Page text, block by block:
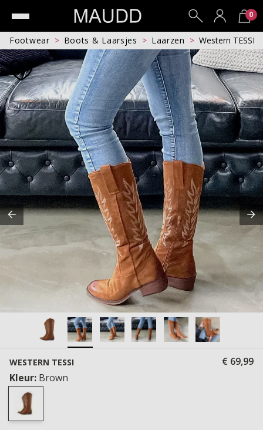
0
Footwear Boots & Laarsjes Laarzen Western TESSI
WESTERN TESSI
€ 69,99
Kleur: Brown